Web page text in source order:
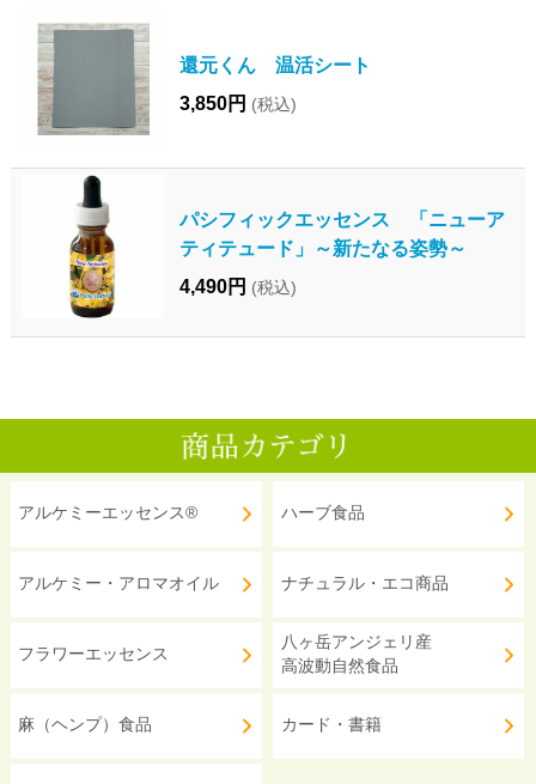
還元くん 温活シート
3,850円 (税込)
パシフィックエッセンス 「ニューア
ティテュード」～新たなる姿勢～
4,490円 (税込)
アルケミーエッセンス®
アルケミー・アロマオイル
フラワーエッセンス
麻（ヘンプ）食品
ハーブ食品
ナチュラル・エコ商品
八ヶ岳アンジェリ産
高波動自然食品
カード・書籍